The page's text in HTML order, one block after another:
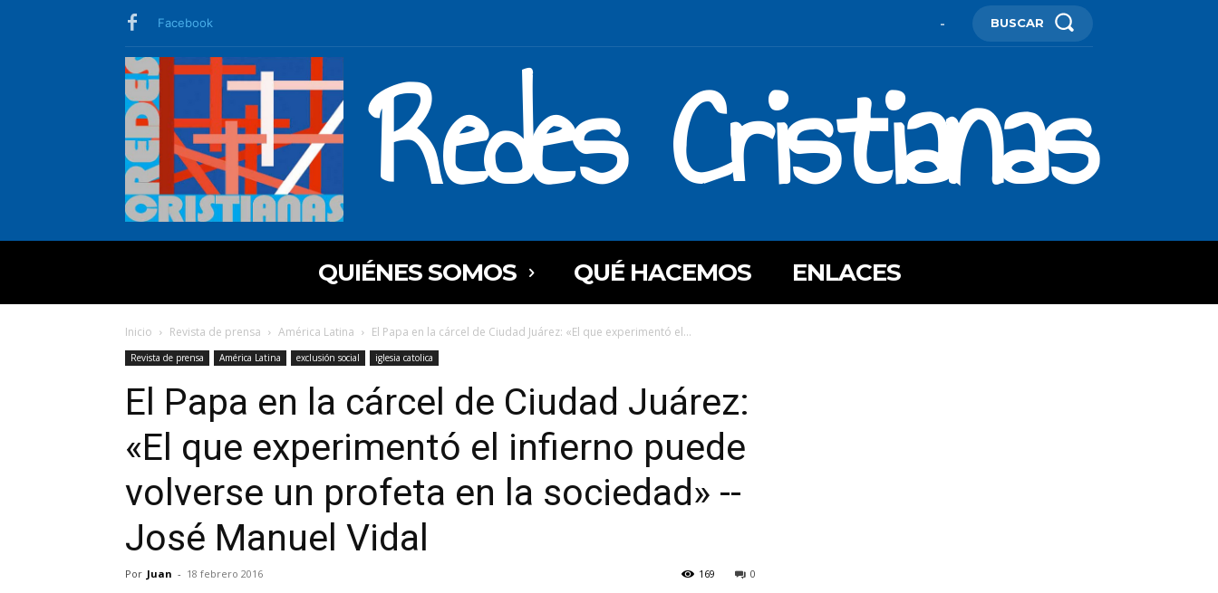
Facebook - BUSCAR
Redes Cristianas
QUIÉNES SOMOS QUÉ HACEMOS ENLACES
Inicio Revista de prensa América Latina El Papa en la cárcel de Ciudad Juárez: «El que experimentó el...
Revista de prensa América Latina exclusión social iglesia catolica
El Papa en la cárcel de Ciudad Juárez:
«El que experimentó el infierno puede
volverse un profeta en la sociedad» --
José Manuel Vidal
Por Juan - 18 febrero 2016 0
169